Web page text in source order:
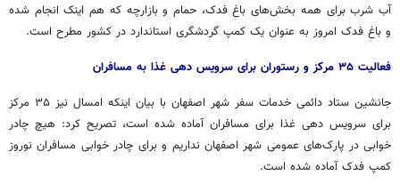
آب شرب برای همه بخش‌های باغ فدک، حمام و بازارچه که هم اینک انجام شده
و باغ فدک امروز به عنوان یک کمپ گردشگری استاندارد در کشور مطرح است.
فعالیت ۳۵ مرکز و رستوران برای سرویس دهی غذا به مسافران
جانشین ستاد دائمی خدمات سفر شهر اصفهان با بیان اینکه امسال نیز ۳۵ مرکز
برای سرویس دهی غذا برای مسافران آماده شده است، تصریح کرد: هیچ چادر
خوابی در پارک‌های عمومی شهر اصفهان نداریم و برای چادر خوابی مسافران نوروز
کمپ فدک آماده شده است.